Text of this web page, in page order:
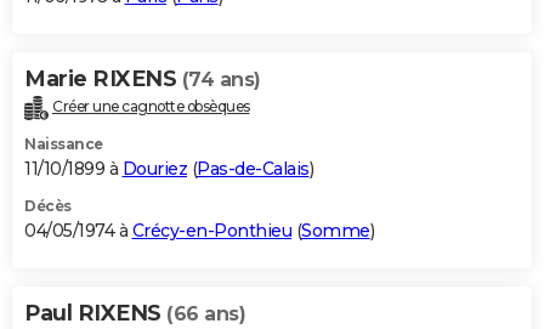
Marie RIXENS (74 ans)
Créer une cagnotte obsèques
Naissance
11/10/1899 à Douriez (Pas-de-Calais)
Décès
04/05/1974 à Crécy-en-Ponthieu (Somme)
Paul RIXENS (66 ans)